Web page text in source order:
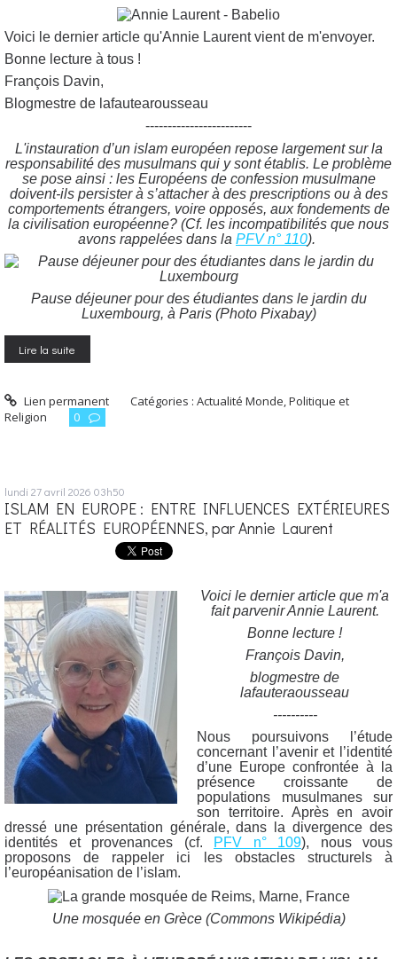
Voici le dernier article qu'Annie Laurent vient de m'envoyer.
Bonne lecture à tous !
François Davin,
Blogmestre de lafautearousseau
------------------------
L'instauration d’un islam européen repose largement sur la
responsabilité des musulmans qui y sont établis. Le problème
se pose ainsi : les Européens de confession musulmane
doivent-ils persister à s’attacher à des prescriptions ou à des
comportements étrangers, voire opposés, aux fondements de
la civilisation européenne? (Cf. les incompatibilités que nous
avons rappelées dans la PFV n° 110).
Pause déjeuner pour des étudiantes dans le jardin du
Luxembourg, à Paris (Photo Pixabay)
Lire la suite
Lien permanent Catégories :Actualité Monde,Politique et
Religion
0
lundi 27avril 2026 03h50
ISLAM EN EUROPE : ENTRE INFLUENCES EXTÉRIEURES
ET RÉALITÉS EUROPÉENNES, par Annie Laurent
Voici le dernier article que m'a
fait parvenir Annie Laurent.
Bonne lecture !
François Davin,
blogmestre de
lafauteraousseau
----------
Nous poursuivons l’étude
concernant l’avenir et l’identité
d’une Europe confrontée à la
présence croissante de
populations musulmanes sur
son territoire. Après en avoir
dressé une présentation générale, dans la divergence des
identités et provenances (cf.
PFV n° 109), nous vous
proposons de rappeler ici les obstacles structurels à
l’européanisation de l’islam.
Une mosquée en Grèce (Commons Wikipédia)